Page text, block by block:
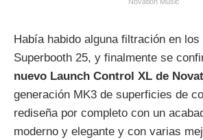
Había habido alguna filtración en
Superbooth 25, y finalmente se
nuevo Launch Control XL de
generación MK3 de superficies de
rediseña por completo con un
moderno y elegante y con varias